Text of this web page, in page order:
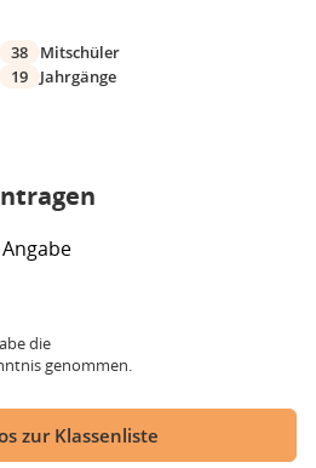
38
Mitschüler
19
Jahrgänge
die
genommen.
zur Klassenliste